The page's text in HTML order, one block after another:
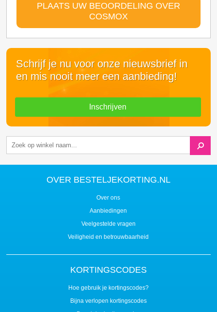
PLAATS UW BEOORDELING OVER
COSMOX
Schrijf je nu voor onze nieuwsbrief in
en mis nooit meer een aanbieding!
Inschrijven
OVER BESTELJEKORTING.NL
Over ons
Aanbiedingen
Veelgestelde vragen
Veiligheid en betrouwbaarheid
KORTINGSCODES
Hoe gebruik je kortingscodes?
Bijna verlopen kortingscodes